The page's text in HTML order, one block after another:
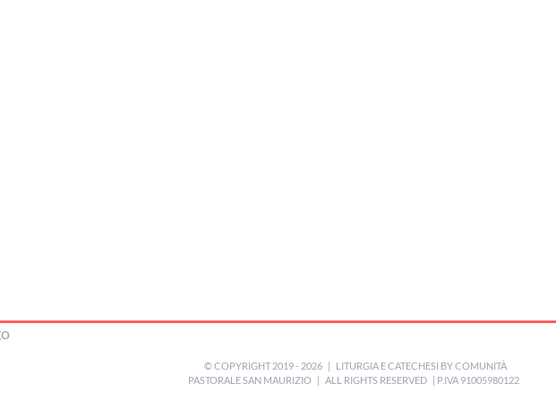
© COPYRIGHT 2019 - 2026 | LITURGIA E CATECHESI BYCOMUNITÀ
PASTORALE SAN MAURIZIO | ALL RIGHTS RESERVED | P.IVA 91005980122